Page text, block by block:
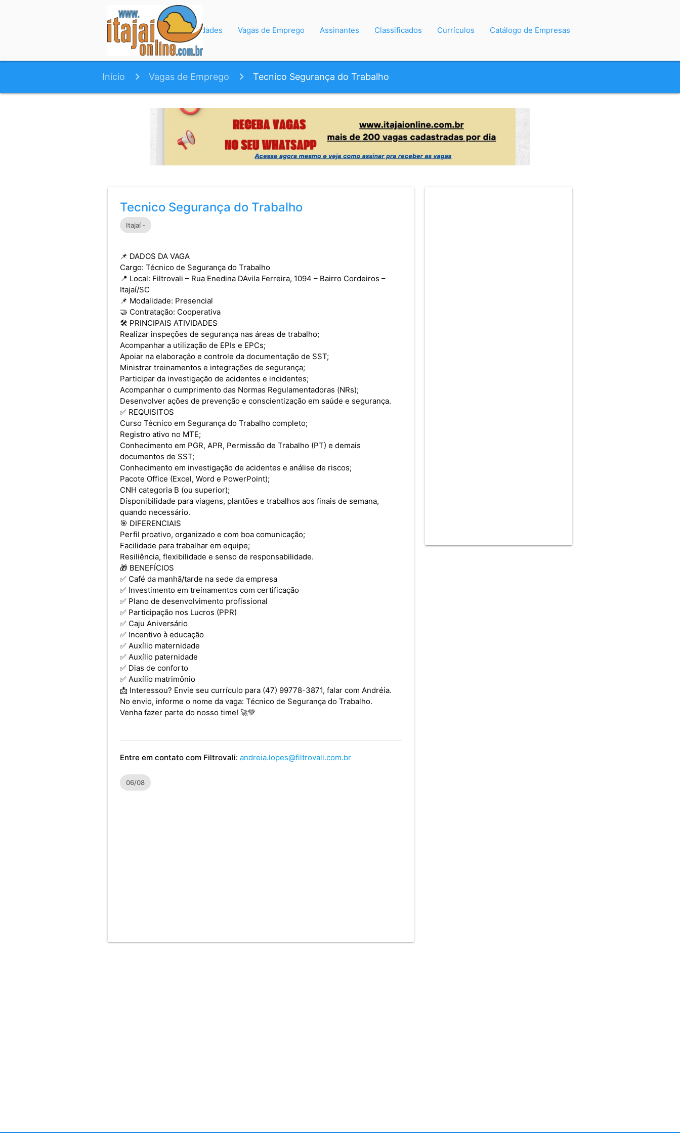
Início Variedades Vagas de Emprego Assinantes Classificados Currículos Catálogo de Empresas
Início Vagas de Emprego Tecnico Segurança do Trabalho
Tecnico Segurança do Trabalho
Itajaí -
📌 DADOS DA VAGA
Cargo: Técnico de Segurança do Trabalho
📍 Local: Filtrovali – Rua Enedina DAvila Ferreira, 1094 – Bairro Cordeiros –
Itajaí/SC
📌 Modalidade: Presencial
🤝 Contratação: Cooperativa
🛠️ PRINCIPAIS ATIVIDADES
Realizar inspeções de segurança nas áreas de trabalho;
Acompanhar a utilização de EPIs e EPCs;
Apoiar na elaboração e controle da documentação de SST;
Ministrar treinamentos e integrações de segurança;
Participar da investigação de acidentes e incidentes;
Acompanhar o cumprimento das Normas Regulamentadoras (NRs);
Desenvolver ações de prevenção e conscientização em saúde e segurança.
✅ REQUISITOS
Curso Técnico em Segurança do Trabalho completo;
Registro ativo no MTE;
Conhecimento em PGR, APR, Permissão de Trabalho (PT) e demais
documentos de SST;
Conhecimento em investigação de acidentes e análise de riscos;
Pacote Office (Excel, Word e PowerPoint);
CNH categoria B (ou superior);
Disponibilidade para viagens, plantões e trabalhos aos finais de semana,
quando necessário.
🎯 DIFERENCIAIS
Perfil proativo, organizado e com boa comunicação;
Facilidade para trabalhar em equipe;
Resiliência, flexibilidade e senso de responsabilidade.
🎁 BENEFÍCIOS
✅ Café da manhã/tarde na sede da empresa
✅ Investimento em treinamentos com certificação
✅ Plano de desenvolvimento profissional
✅ Participação nos Lucros (PPR)
✅ Caju Aniversário
✅ Incentivo à educação
✅ Auxílio maternidade
✅ Auxílio paternidade
✅ Dias de conforto
✅ Auxílio matrimônio
📩 Interessou? Envie seu currículo para (47) 99778-3871, falar com Andréia.
No envio, informe o nome da vaga: Técnico de Segurança do Trabalho.
Venha fazer parte do nosso time! 🚀💚
Entre em contato com Filtrovali: andreia.lopes@filtrovali.com.br
06/08